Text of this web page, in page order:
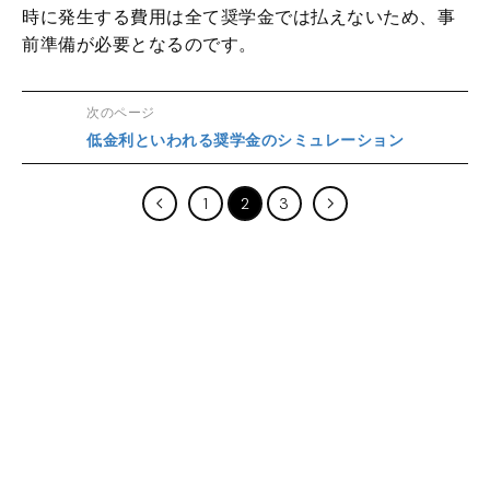
時に発生する費用は全て奨学金では払えないため、事
前準備が必要となるのです。
次のページ
低金利といわれる奨学金のシミュレーション
1 2 3